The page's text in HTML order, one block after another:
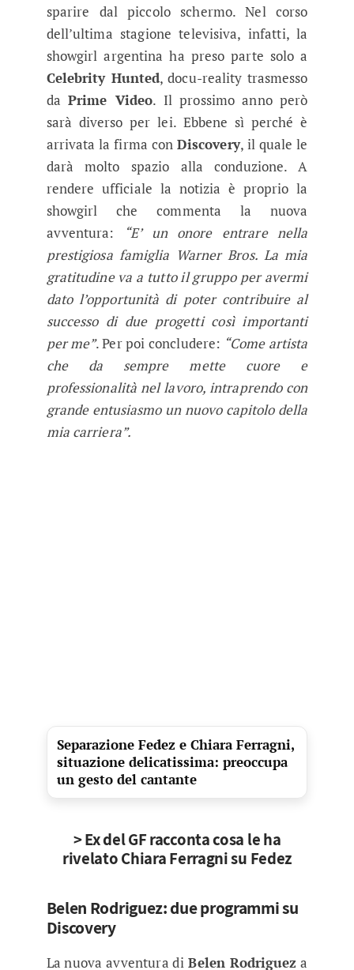
sparire dal piccolo schermo. Nel corso
dell’ultima stagione televisiva, infatti, la
showgirl argentina ha preso parte solo a
Celebrity Hunted, docu-reality trasmesso
daPrime Video. Il prossimo anno però
sarà diverso per lei. Ebbene sì perché è
arrivata la firma con Discovery, il quale le
darà molto spazio alla conduzione. A
rendere ufficiale la notizia è proprio la
showgirl che commenta la nuova
avventura:
“E’ un onore entrare nella
prestigiosa famiglia Warner Bros. La mia
gratitudine va a tutto il gruppo per avermi
dato l’opportunità di poter contribuire al
successo di due progetti così importanti
per me”. Per poi concludere: “Come artista
che da sempre mette cuore e
professionalità nel lavoro, intraprendo con
grande entusiasmo un nuovo capitolo della
mia carriera”.
Separazione Fedez e Chiara Ferragni,
situazione delicatissima: preoccupa
un gesto del cantante
> Ex del GF racconta cosa le ha
rivelato Chiara Ferragni su Fedez
Belen Rodriguez: due programmi su
Discovery
La nuova avventura diBelen Rodriguez a